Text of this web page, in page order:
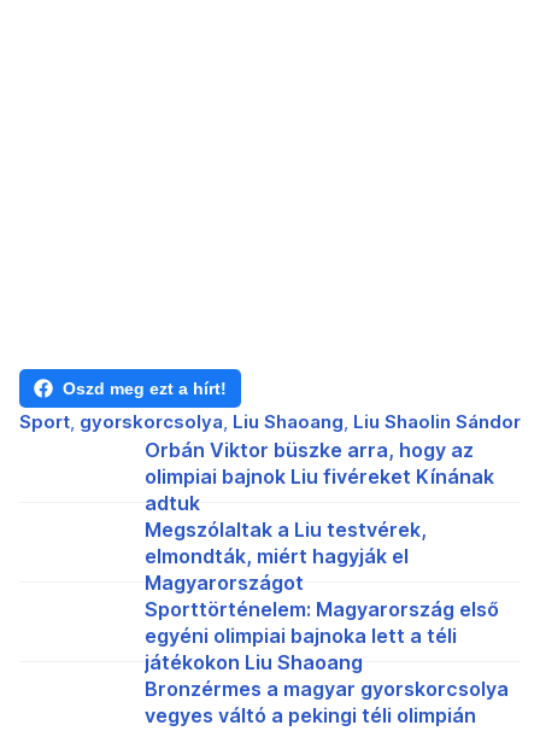
Oszd meg ezt a hírt!
Sport gyorskorcsolya Liu Shaoang Liu Shaolin Sándor
Orbán Viktor büszke arra, hogy az
olimpiai bajnok Liu fivéreket Kínának
adtuk
Megszólaltak a Liu testvérek,
elmondták, miért hagyják el
Magyarországot
Sporttörténelem: Magyarország első
egyéni olimpiai bajnoka lett a téli
játékokon Liu Shaoang
Bronzérmes a magyar gyorskorcsolya
vegyes váltó a pekingi téli olimpián